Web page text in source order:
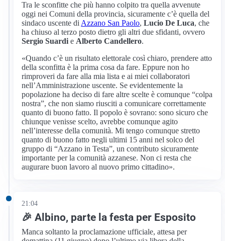
Tra le sconfitte che più hanno colpito tra quella avvenute
oggi nei Comuni della provincia, sicuramente c’è quella del
sindaco uscente di Azzano San Paolo,Lucio De Luca, che
ha chiuso al terzo posto dietro gli altri due sfidanti, ovvero
Sergio Suardi e Alberto Candellero.
«Quando c’è un risultato elettorale così chiaro, prendere atto
della sconfitta è la prima cosa da fare. Eppure non ho
rimproveri da fare alla mia lista e ai miei collaboratori
nell’Amministrazione uscente. Se evidentemente la
popolazione ha deciso di fare altre scelte è comunque “colpa
nostra”, che non siamo riusciti a comunicare correttamente
quanto di buono fatto. Il popolo è sovrano: sono sicuro che
chiunque venisse scelto, avrebbe comunque agito
nell’interesse della comunità. Mi tengo comunque stretto
quanto di buono fatto negli ultimi 15 anni nel solco del
gruppo di “Azzano in Testa”, un contributo sicuramente
importante per la comunità azzanese. Non ci resta che
augurare buon lavoro al nuovo primo cittadino».
21:04
🎉 Albino, parte la festa per Esposito
Manca soltanto la proclamazione ufficiale, attesa per